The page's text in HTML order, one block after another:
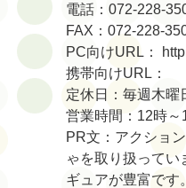
電話：072-228-
FAX：072-228-
PC向けURL：
携帯向けURL：
定休日：毎週木曜
営業時間：12時～
PR文：アクショ
ゃを取り扱ってい
ギュアが豊富です